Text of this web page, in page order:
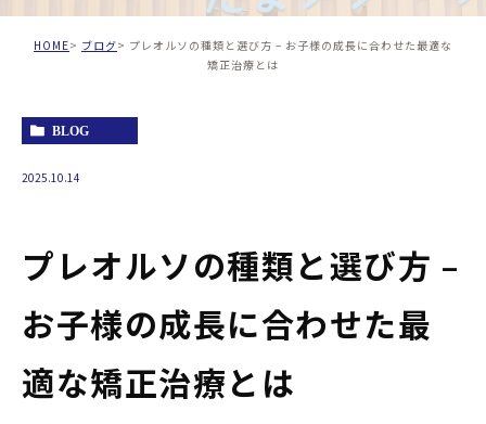
HOME ブログ
プレオルソの種類と選び方 – お子様の成長に合わせた最適な
矯正治療とは
BLOG
2025.10.14
プレオルソの種類と選び方 –
お子様の成長に合わせた最
適な矯正治療とは